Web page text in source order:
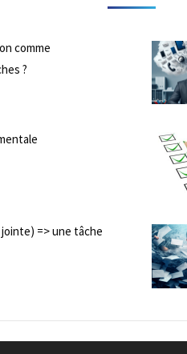
comme
?
jointe) => une tâche